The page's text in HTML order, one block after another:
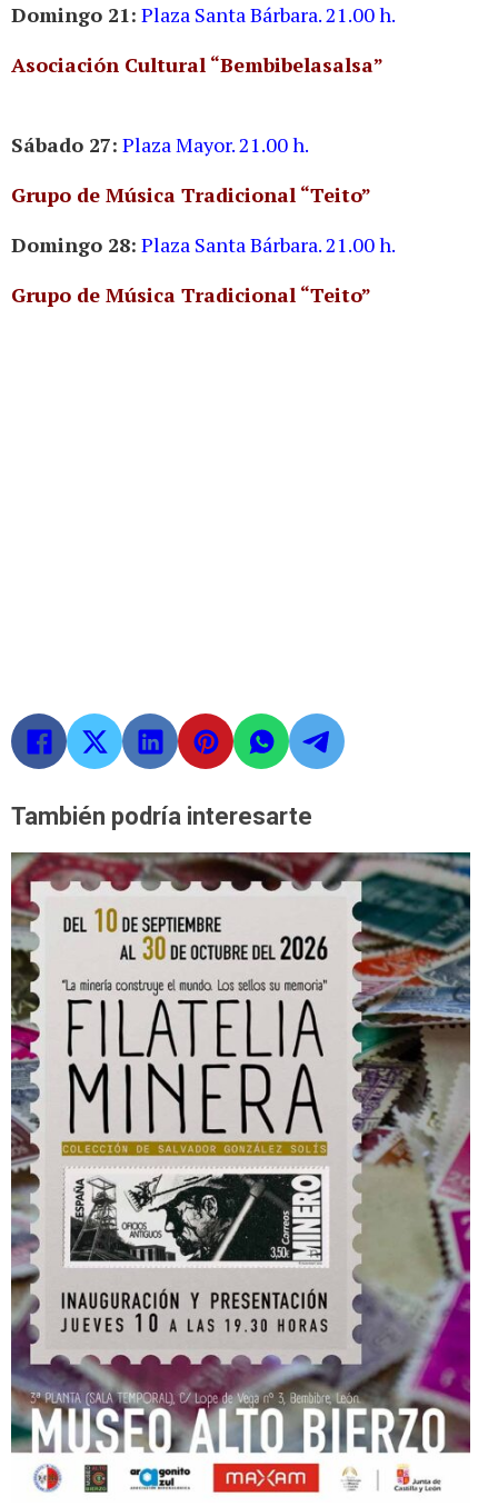
Domingo 21: Plaza Santa Bárbara. 21.00 h.
Asociación Cultural “Bembibelasalsa”
Sábado 27: Plaza Mayor. 21.00 h.
Grupo de Música Tradicional “Teito”
Domingo 28: Plaza Santa Bárbara. 21.00 h.
Grupo de Música Tradicional “Teito”
También podría interesarte